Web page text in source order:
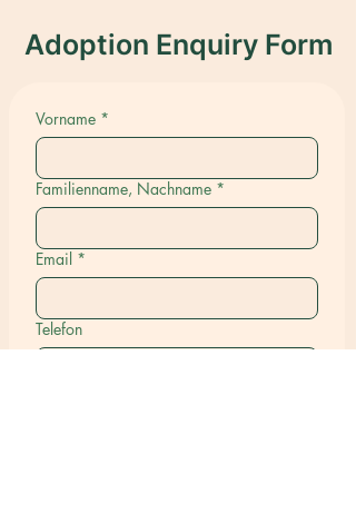
Adoption Enquiry Form
Vorname *
Familienname, Nachname *
Email *
Telefon